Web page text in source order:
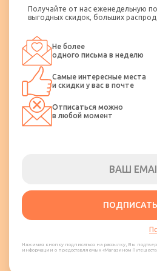
Получайте от нас еженедельную
выгодных скидок, больших
Не более
одного письма в неделю
Самые интересные места
и скидки у вас в почте
Отписаться можно
в любой момент
Нажимая кнопку подписаться на рассылку, Вы
информации о предоставляемых «Магазином